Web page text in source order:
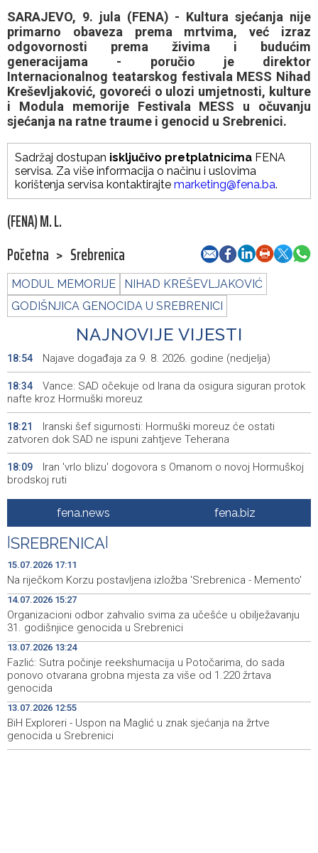
SARAJEVO, 9. jula (FENA) - Kultura sjećanja nije
primarno obaveza prema mrtvima, već izraz
odgovornosti prema živima i budućim
generacijama - poručio je direktor
Internacionalnog teatarskog festivala MESS Nihad
Kreševljaković, govoreći o ulozi umjetnosti, kulture
i Modula memorije Festivala MESS u očuvanju
sjećanja na ratne traume i genocid u Srebrenici.
Sadržaj dostupan isključivo pretplatnicima FENA
servisa. Za više informacija o načinu i uslovima
korištenja servisa kontaktirajte marketing@fena.ba.
(FENA) M. L.
Početna > Srebrenica
MODUL MEMORIJE
NIHAD KREŠEVLJAKOVIĆ
GODIŠNJICA GENOCIDA U SREBRENICI
NAJNOVIJE VIJESTI
18:54 Najave događaja za 9. 8. 2026. godine (nedjelja)
18:34
Vance: SAD očekuje od Irana da osigura siguran protok
nafte kroz Hormuški moreuz
18:21
Iranski šef sigurnosti: Hormuški moreuz će ostati
zatvoren dok SAD ne ispuni zahtjeve Teherana
18:09
Iran 'vrlo blizu' dogovora s Omanom o novoj Hormuškoj
brodskoj ruti
Koncertom Marije Šerifović večeras se zatvara
manifestacija 'Dani dijaspore Travnik 2026'
17:26
Kod mosta Brčko - Gunja pronađene kosti, vještaci
sudske medicine utvrđuju porijeklo
17:15
'Pekijada' u Varešu okupila 37 ekipa iz četiri države
regiona
16:55 U rijeci Krivaji kod Zavidovića utopio se muškarac
16:08 Otvorena džamija u Milatkovićima kod Čajniča
15:55
Zmajice se okupile u Mostaru: Reprezentacija BiH kreće
po novu mediteransku priču
fena.news fena.biz
SREBRENICA
15.07.2026 17:11
Na riječkom Korzu postavljena izložba 'Srebrenica - Memento'
14.07.2026 15:27
Organizacioni odbor zahvalio svima za učešće u obilježavanju
31. godišnjice genocida u Srebrenici
13.07.2026 13:24
Fazlić: Sutra počinje reekshumacija u Potočarima, do sada
ponovo otvarana grobna mjesta za više od 1.220 žrtava
genocida
13.07.2026 12:55
BiH Exploreri - Uspon na Maglić u znak sjećanja na žrtve
genocida u Srebrenici